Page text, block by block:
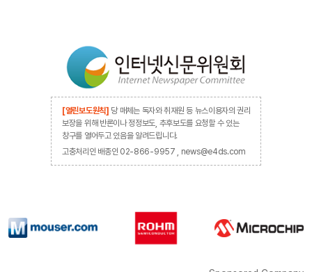
[열린보도원칙] 당 매체는 독자와 취재원 등 뉴스이용자의 권리
보장을 위해 반론이나 정정보도, 추후보도를 요청할 수 있는
창구를 열어두고 있음을 알려드립니다.
고충처리인 배종인 02-866-9957 , news@e4ds.com